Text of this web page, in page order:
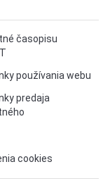
časopisu
používania webu
predaja
cookies